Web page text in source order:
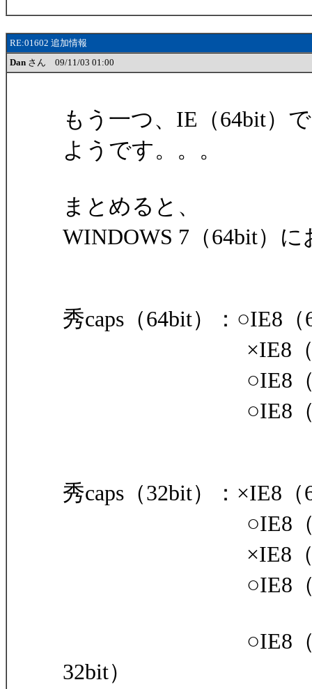
RE:01602 追加情報
Dan さん 09/11/03 01:00
もう一つ、IE（64bit）
ようです。。。
まとめると、
WINDOWS 7（64bit）
秀caps（64bit）：○IE8
×IE8（32bit
○IE8（64bit
○IE8（32bit
秀caps（32bit）：×IE8
○IE8（32bit
×IE8（64bit
○IE8（32bit
○IE8（32bit）保
32bit）